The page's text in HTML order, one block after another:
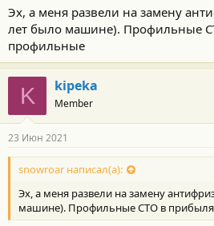
Эх, а меня развели на замену
лет было машине). Профильные
профильные
K kipeka
Member
23 Июн 2021
snowroar написал(а):
Эх, а меня развели на замену
машине). Профильные СТО в